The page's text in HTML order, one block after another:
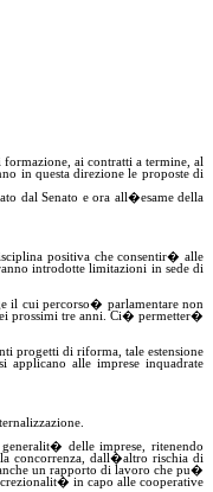
ai contratti a termine, al
in questa direzione le proposte di
dal Senato e ora all�esame della
positivache consentir� alle
introdotte limitazioni in sede di
il cui percorso� parlamentare non
prossimi tre anni. Ci� permetter�
progetti di riforma, tale estensione
applicano alle imprese inquadrate
delle imprese, ritenendo
concorrenza, dall�altro rischia di
un rapporto di lavoro che pu�
in capo alle cooperative